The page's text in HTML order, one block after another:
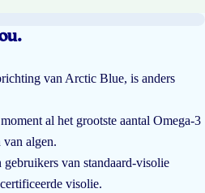
van Arctic Blue, is anders
al het grootste aantal Omega-3
van algen.
van standaard-visolie
visolie.